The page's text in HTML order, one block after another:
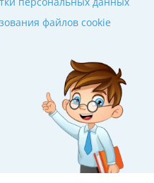
файлов cookie